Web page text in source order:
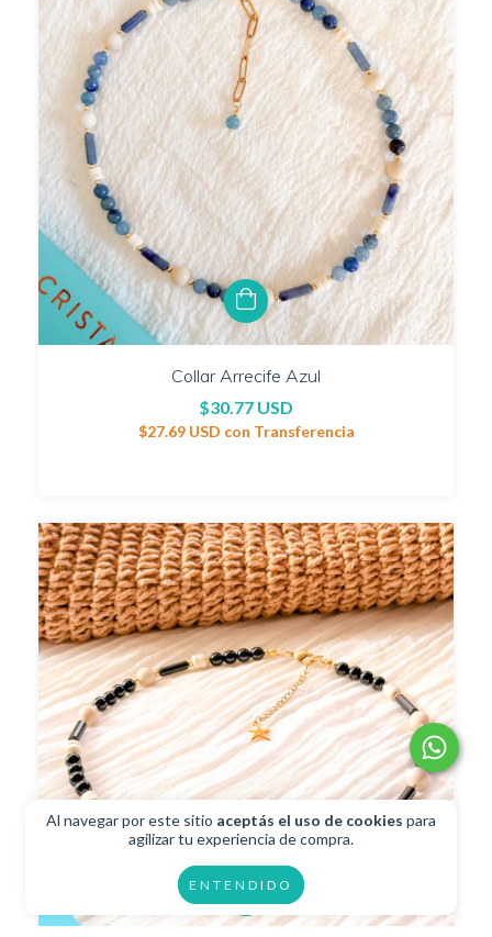
Al navegar por este sitio aceptás el uso de cookies para
agilizar tu experiencia de compra.
ENTENDIDO
Collar Arrecife Azul
$30.77 USD
$27.69 USD con Transferencia